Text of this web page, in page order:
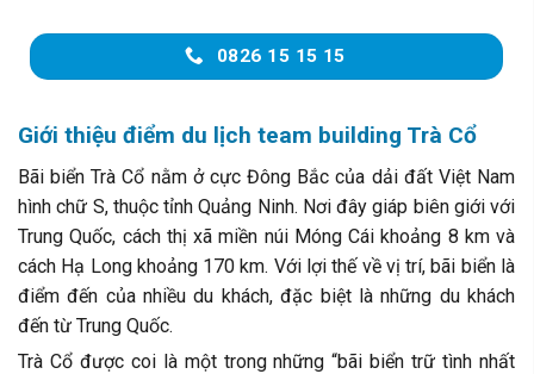
0826 15 15 15
Giới thiệu điểm du lịch team building Trà Cổ
Bãi biển Trà Cổ nằm ở cực Đông Bắc của dải đất Việt Nam
hình chữ S, thuộc tỉnh Quảng Ninh. Nơi đây giáp biên giới với
Trung Quốc, cách thị xã miền núi Móng Cái khoảng 8 km và
cách Hạ Long khoảng 170 km. Với lợi thế về vị trí, bãi biển là
điểm đến của nhiều du khách, đặc biệt là những du khách
đến từ Trung Quốc.
Trà Cổ được coi là một trong những “bãi biển trữ tình nhất